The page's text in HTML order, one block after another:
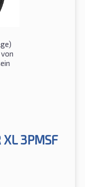
3PMSF